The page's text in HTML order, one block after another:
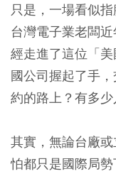
只是，一場看似
台灣電子業老闆
經走進了這位「
國公司握起了手
約的路上？有多
其實，無論台廠
怕都只是國際局勢